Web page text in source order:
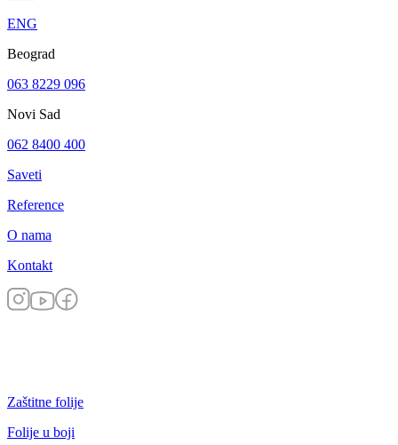
ENG
Beograd
063 8229 096
Novi Sad
062 8400 400
Saveti
Reference
O nama
Kontakt
Zaštitne folije
Folije u boji